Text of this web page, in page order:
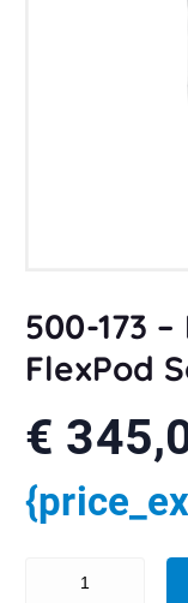
500-173
FlexPod
€